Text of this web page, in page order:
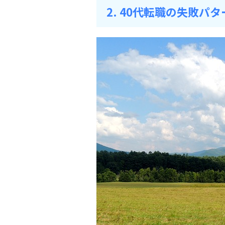
2. 40代転職の失敗パタ